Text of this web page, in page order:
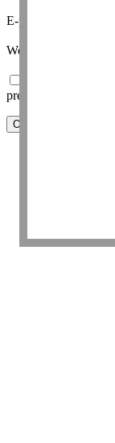
E-pošta
Web-stranica
pregledniku za